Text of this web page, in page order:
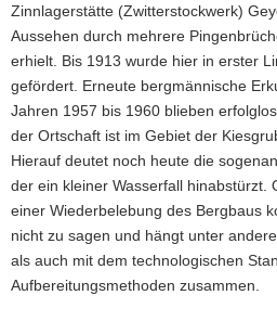
sind.
Weiterhin
die
thematisierten
Bohrungen
blau
und
Bohransatzpunkte
gelb
dargestellt.
Ebenso
im
Zinnlagerstätte (Zwitterstockwerk)
Aussehen durch mehrere
erhielt. Bis 1913 wurde hier in erster
gefördert. Erneute bergmännische
Jahren 1957 bis 1960 blieben
der Ortschaft ist im Gebiet der
Hierauf deutet noch heute die
der ein kleiner Wasserfall hinabstürzt.
einer Wiederbelebung des Bergbaus
nicht zu sagen und hängt unter
als auch mit dem technologischen
Aufbereitungsmethoden zusammen.